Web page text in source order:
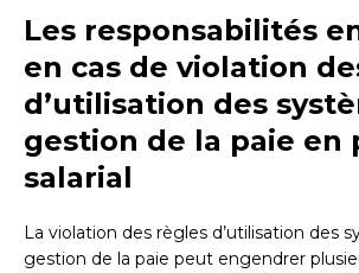
Les responsabilités
en cas de violation
d’utilisation des
gestion de la paie en
salarial
La violation des règles d’utilisation des
gestion de la paie peut engendrer